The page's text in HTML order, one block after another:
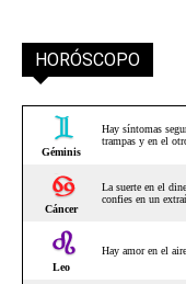
HORÓSCOPO